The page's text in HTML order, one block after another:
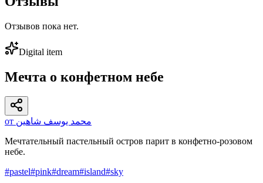
Отзывов пока нет.
Digital item
Мечта о конфетном небе
от محمد يوسف شاهين
Мечтательный пастельный остров парит в конфетно-розовом
небе.
#pastel#pink#dream#island#sky